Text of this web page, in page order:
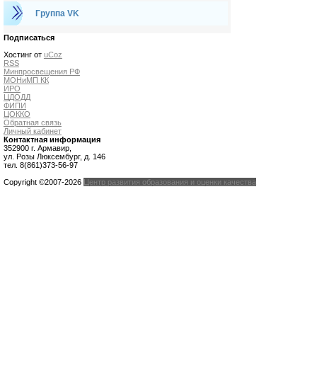
Группа VK
Подписаться
Хостинг от uCoz
RSS
Минпросвещения РФ
МОНиМП КК
ИРО
ЦДОДД
ФИПИ
ЦОККО
Обратная связь
Личный кабинет
Контактная информация
352900 г. Армавир,
ул. Розы Люксембург, д. 146
тел. 8(861)373-56-97
Copyright ©2007-2026 Центр развития образования и оценки качества